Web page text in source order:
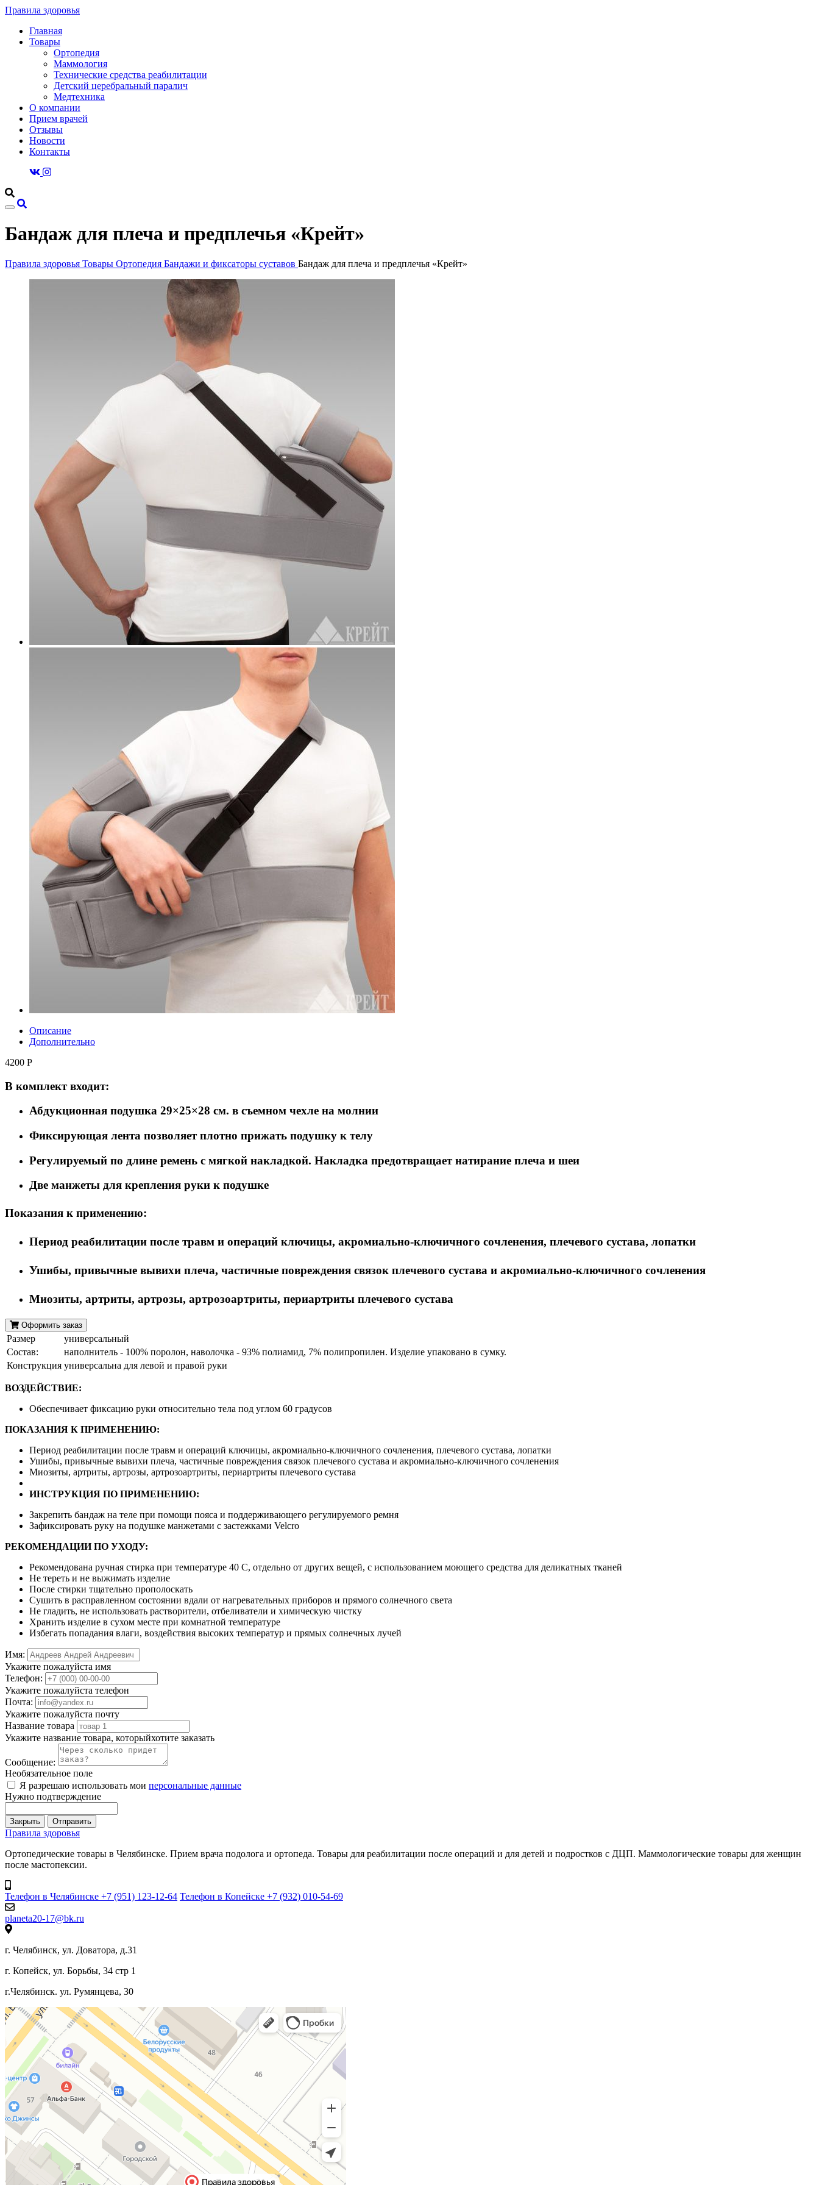
Правила здоровья
Главная
Товары
Ортопедия
Маммология
Технические средства реабилитации
Детский церебральный паралич
Медтехника
О компании
Прием врачей
Отзывы
Новости
Контакты
Бандаж для плеча и предплечья «Крейт»
Правила здоровья Товары Ортопедия Бандажи и фиксаторы суставов Бандаж для плеча и предплечья «Крейт»
Описание
Дополнительно
4200 Р
В комплект входит:
Абдукционная подушка 29×25×28 см. в съемном чехле на молнии
Фиксирующая лента позволяет плотно прижать подушку к телу
Регулируемый по длине ремень с мягкой накладкой. Накладка предотвращает натирание плеча и шеи
Две манжеты для крепления руки к подушке
Показания к применению:
Период реабилитации после травм и операций ключицы, акромиально-ключичного сочленения, плечевого сустава, лопатки
Ушибы, привычные вывихи плеча, частичные повреждения связок плечевого сустава и акромиально-ключичного сочленения
Миозиты, артриты, артрозы, артрозоартриты, периартриты плечевого сустава
Оформить заказ
Размер
универсальный
Состав:
наполнитель - 100% поролон, наволочка - 93% полиамид, 7% полипропилен. Изделие упаковано в сумку.
Конструкция универсальна для левой и правой руки
ВОЗДЕЙСТВИЕ:
Обеспечивает фиксацию руки относительно тела под углом 60 градусов
ПОКАЗАНИЯ К ПРИМЕНЕНИЮ:
Период реабилитации после травм и операций ключицы, акромиально-ключичного сочленения, плечевого сустава, лопатки
Ушибы, привычные вывихи плеча, частичные повреждения связок плечевого сустава и акромиально-ключичного сочленения
Миозиты, артриты, артрозы, артрозоартриты, периартриты плечевого сустава
ИНСТРУКЦИЯ ПО ПРИМЕНЕНИЮ:
Закрепить бандаж на теле при помощи пояса и поддерживающего регулируемого ремня
Зафиксировать руку на подушке манжетами с застежками Velcro
РЕКОМЕНДАЦИИ ПО УХОДУ:
Рекомендована ручная стирка при температуре 40 С, отдельно от других вещей, с использованием моющего средства для деликатных тканей
Не тереть и не выжимать изделие
После стирки тщательно прополоскать
Сушить в расправленном состоянии вдали от нагревательных приборов и прямого солнечного света
Не гладить, не использовать растворители, отбеливатели и химическую чистку
Хранить изделие в сухом месте при комнатной температуре
Избегать попадания влаги, воздействия высоких температур и прямых солнечных лучей
Имя:
Укажите пожалуйста имя
Телефон:
Укажите пожалуйста телефон
Почта:
Укажите пожалуйста почту
Название товара
Укажите название товара, которыйхотите заказать
Сообщение:
Необязательное поле
Я разрешаю использовать мои персональные данные
Нужно подтверждение
Закрыть Отправить
Правила здоровья
Ортопедические товары в Челябинске. Прием врача подолога и ортопеда. Товары для реабилитации после операций и для детей и подростков с ДЦП. Маммологические товары для женщин
после мастопексии.
Телефон в Челябинске +7 (951) 123-12-64 Телефон в Копейске +7 (932) 010-54-69
planeta20-17@bk.ru
г. Челябинск, ул. Доватора, д.31
г. Копейск, ул. Борьбы, 34 стр 1
г.Челябинск. ул. Румянцева, 30